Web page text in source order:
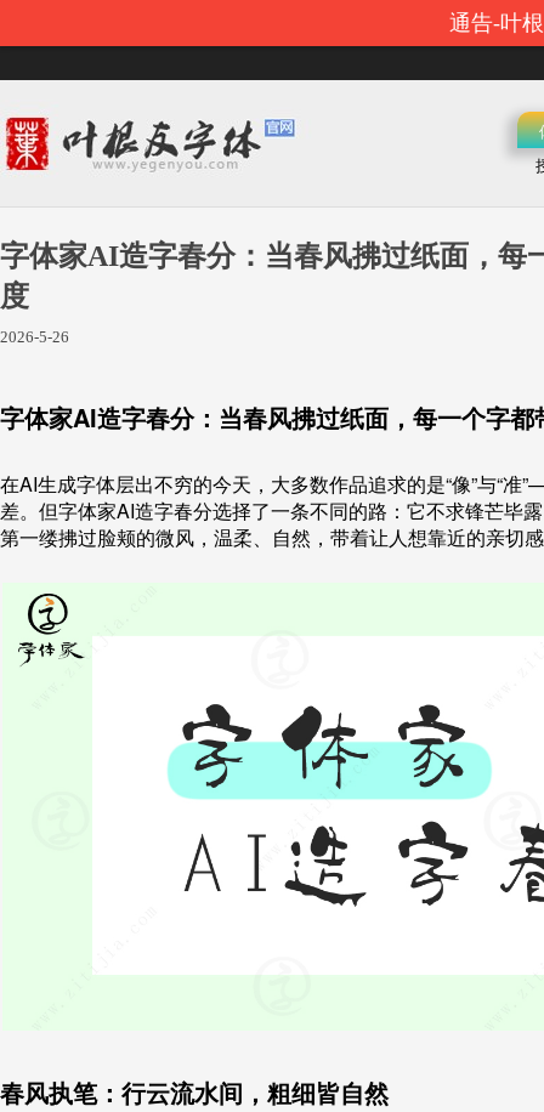
通告-叶
字体家AI造字春分：当春风拂过纸面，每
度
2026-5-26
字体家AI造字春分：当春风拂过纸面，每一个字
在AI生成字体层出不穷的今天，大多数作品追求的是“像”与“
差。但字体家AI造字春分选择了一条不同的路：它不求锋芒毕
第一缕拂过脸颊的微风，温柔、自然，带着让人想靠近的亲切
春风执笔：行云流水间，粗细皆自然